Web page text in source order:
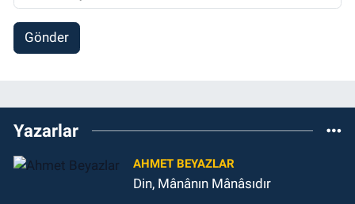
Gönder
Yazarlar
AHMET BEYAZLAR
Din, Mânânın Mânâsıdır